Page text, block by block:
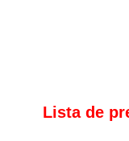
Lista de